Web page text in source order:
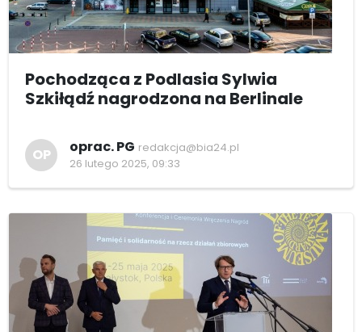
Pochodząca z Podlasia Sylwia
Szkiłądź nagrodzona na Berlinale
OP oprac. PG redakcja@bia24.pl
26 lutego 2025, 09:33